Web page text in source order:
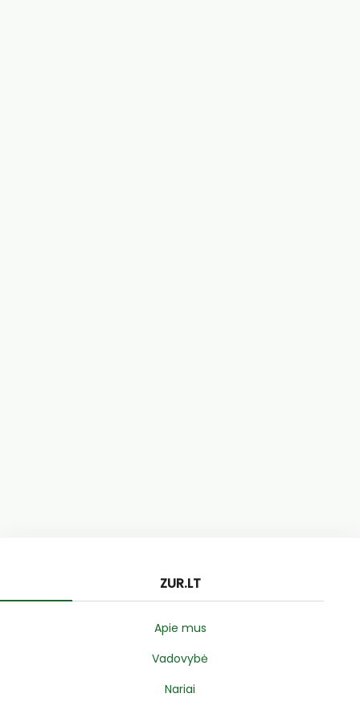
ZUR.LT
Apie mus
Vadovybė
Nariai